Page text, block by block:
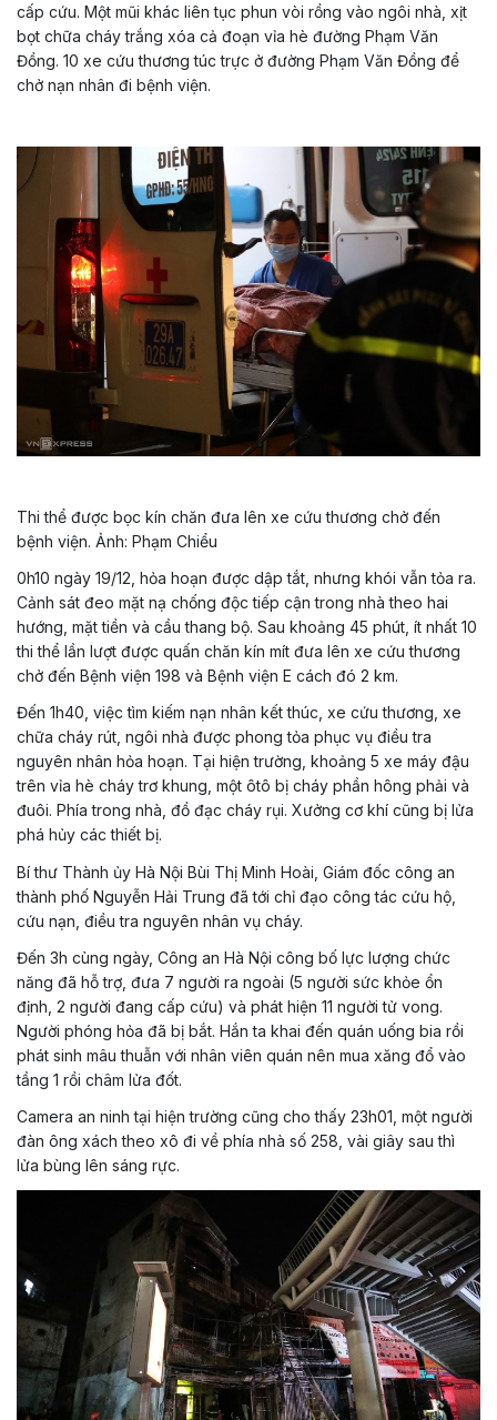
cấp cứu. Một mũi khác liên tục phun vòi rồng vào ngôi nhà, xịt
bọt chữa cháy trắng xóa cả đoạn vỉa hè đường Phạm Văn
Đồng. 10 xe cứu thương túc trực ở đường Phạm Văn Đồng để
chở nạn nhân đi bệnh viện.
Thi thể được bọc kín chăn đưa lên xe cứu thương chở đến
bệnh viện. Ảnh: Phạm Chiểu
0h10 ngày 19/12, hỏa hoạn được dập tắt, nhưng khói vẫn tỏa ra.
Cảnh sát đeo mặt nạ chống độc tiếp cận trong nhà theo hai
hướng, mặt tiền và cầu thang bộ. Sau khoảng 45 phút, ít nhất 10
thi thể lần lượt được quấn chăn kín mít đưa lên xe cứu thương
chở đến Bệnh viện 198 và Bệnh viện E cách đó 2 km.
Đến 1h40, việc tìm kiếm nạn nhân kết thúc, xe cứu thương, xe
chữa cháy rút, ngôi nhà được phong tỏa phục vụ điều tra
nguyên nhân hỏa hoạn. Tại hiện trường, khoảng 5 xe máy đậu
trên vỉa hè cháy trơ khung, một ôtô bị cháy phần hông phải và
đuôi. Phía trong nhà, đồ đạc cháy rụi. Xưởng cơ khí cũng bị lửa
phá hủy các thiết bị.
Bí thư Thành ủy Hà Nội Bùi Thị Minh Hoài, Giám đốc công an
thành phố Nguyễn Hải Trung đã tới chỉ đạo công tác cứu hộ,
cứu nạn, điều tra nguyên nhân vụ cháy.
Đến 3h cùng ngày, Công an Hà Nội công bố lực lượng chức
năng đã hỗ trợ, đưa 7 người ra ngoài (5 người sức khỏe ổn
định, 2 người đang cấp cứu) và phát hiện 11 người tử vong.
Người phóng hỏa đã bị bắt. Hắn ta khai đến quán uống bia rồi
phát sinh mâu thuẫn với nhân viên quán nên mua xăng đổ vào
tầng 1 rồi châm lửa đốt.
Camera an ninh tại hiện trường cũng cho thấy 23h01, một người
đàn ông xách theo xô đi về phía nhà số 258, vài giây sau thì
lửa bùng lên sáng rực.